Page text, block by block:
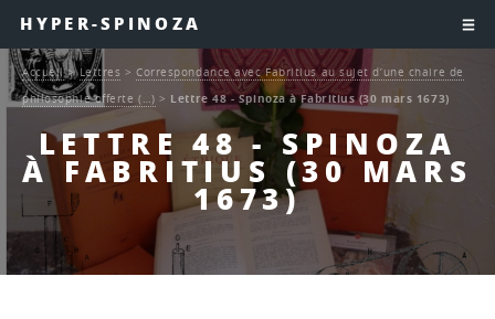
HYPER-SPINOZA
LETTRE 48 - SPINOZA
À FABRITIUS (30 MARS
1673)
Accueil>Lettres >Correspondance avec Fabritius au sujet d’une chaire de
philosophie offerte (…) > Lettre 48 - Spinoza à Fabritius (30 mars 1673)